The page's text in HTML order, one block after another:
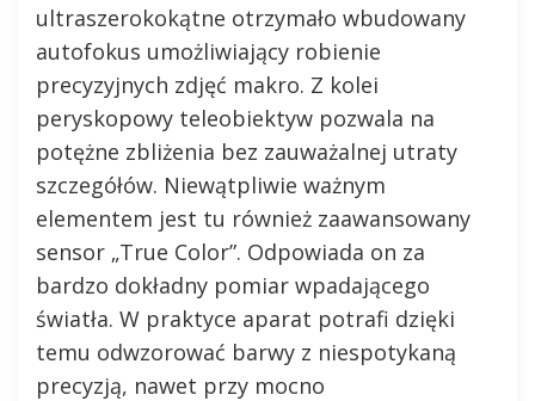
ultraszerokokątne otrzymało wbudowany
autofokus umożliwiający robienie
precyzyjnych zdjęć makro. Z kolei
peryskopowy teleobiektyw pozwala na
potężne zbliżenia bez zauważalnej utraty
szczegółów. Niewątpliwie ważnym
elementem jest tu również zaawansowany
sensor „True Color”. Odpowiada on za
bardzo dokładny pomiar wpadającego
światła. W praktyce aparat potrafi dzięki
temu odwzorować barwy z niespotykaną
precyzją, nawet przy mocno